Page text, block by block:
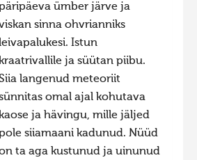
ümber järve ja
sinna ohvrianniks
leivapalukesi. Istun
kraatrivallile ja süütan piibu.
langenud meteoriit
omal ajal kohutava
kaose ja hävingu, mille jäljed
siiamaani kadunud. Nüüd
ta aga kustunud ja uinunud